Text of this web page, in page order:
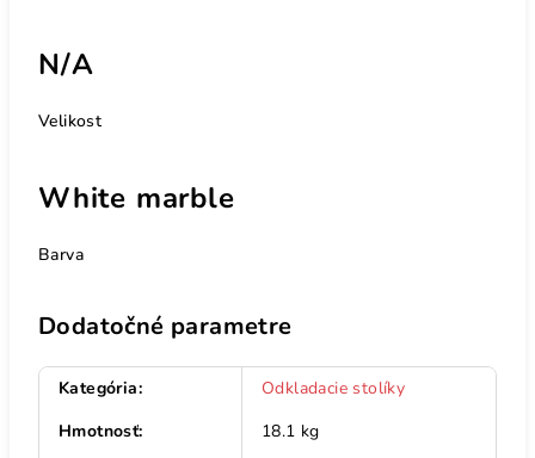
N/A
Velikost
White marble
Barva
Dodatočné parametre
Kategória:
Odkladacie stolíky
Hmotnosť:
18.1 kg